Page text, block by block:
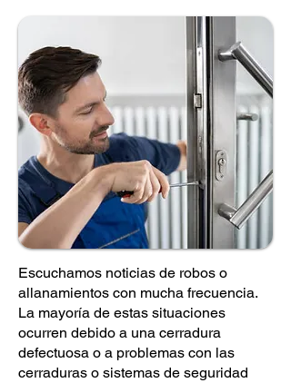
Escuchamos noticias de robos o
allanamientos con mucha frecuencia.
La mayoría de estas situaciones
ocurren debido a una cerradura
defectuosa o a problemas con las
cerraduras o sistemas de seguridad